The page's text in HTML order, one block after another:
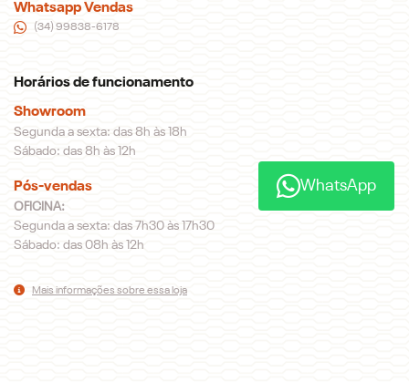
Whatsapp Vendas
(34) 99838-6178
Horários de funcionamento
Showroom
Segunda a sexta: das 8h às 18h
Sábado: das 8h às 12h
Pós-vendas
OFICINA:
Segunda a sexta: das 7h30 às 17h30
Sábado: das 08h às 12h
Mais informações sobre essa loja
WhatsApp